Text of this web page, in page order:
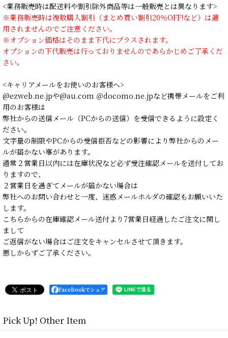
<業務販売時は配送料や割引除外商品等は一般販売とは異なります>
※業務販売時は複数購入割引（まとめ買い割引20％OFF!など）は適
用されませんのでご注意ください。
※オプション価格はそのまま下代にプラスされます。
オプションの下代販売は行っておりませんのであらかじめご了承くだ
さい。
<キャリアメールをお使いのお客様へ>
@ezweb.ne.jpや@au.com ＠docomo.ne.jpなど携帯メールをご利
用のお客様は
弊社からの送信メール（PCからの送信）を受信できるように設定く
ださい。
文字量の制限やPCからの受信拒否などの影響により弊社からのメー
ルが届かない事があります。
通常２営業日以内には在庫状況など必ず受注確認メールを送付してお
りますので、
２営業日を過ぎてメールが届かない場合は
弊社へのお問い合わせと一度、迷惑メールホルダの確認もお願いいた
します。
こちらからの在庫確認メール送付より7営業日経過したご注文に関し
まして
ご返信がない場合はご注文をキャンセルさせて頂きます。
悪しからずご了承ください。
Facebookでシェア
Pick Up! Other Item